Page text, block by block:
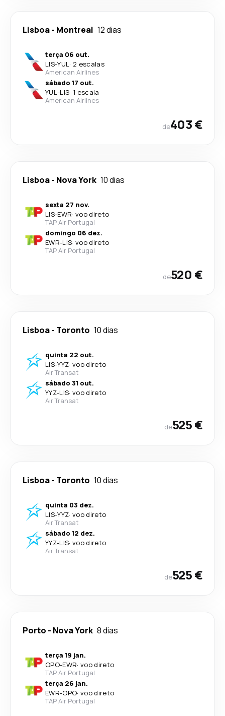
Lisboa- Montreal 12 dias
terça 06 out.
LIS-YUL· 2 escalas
American Airlines
sábado 17 out.
YUL-LIS· 1 escala
American Airlines
de403 €
Lisboa- Nova York 10 dias
sexta 27 nov.
LIS-EWR· voo direto
TAP Air Portugal
domingo 06 dez.
EWR-LIS· voo direto
TAP Air Portugal
de520 €
Lisboa- Toronto 10 dias
quinta 22 out.
LIS-YYZ· voo direto
Air Transat
sábado 31 out.
YYZ-LIS· voo direto
Air Transat
de525 €
Lisboa- Toronto 10 dias
quinta 03 dez.
LIS-YYZ· voo direto
Air Transat
sábado 12 dez.
YYZ-LIS· voo direto
Air Transat
de525 €
Porto - Nova York 8 dias
terça 19 jan.
OPO-EWR· voo direto
TAP Air Portugal
terça 26 jan.
EWR-OPO· voo direto
TAP Air Portugal